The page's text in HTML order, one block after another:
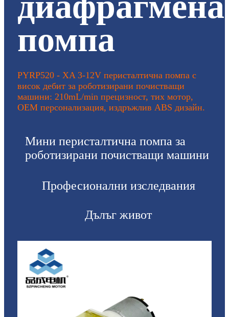
помпа
PYRP520 - XA 3-12V перисталтична помпа с
висок дебит за роботизирани почистващи
машини: 210mL/min прецизност, тих мотор,
OEM персонализация, издръжлив ABS дизайн.
Мини перисталтична помпа за
роботизирани почистващи машини
Професионални изследвания
Дълъг живот